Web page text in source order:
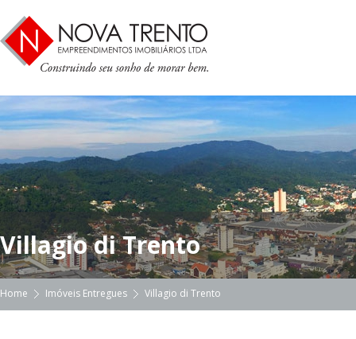
Villagio di Trento
Home Imóveis Entregues Villagio di Trento